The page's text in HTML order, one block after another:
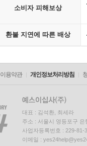
소비자 피해보상
환불 지연에 따른 배상
이용약관 개인정보처리방침
대표 : 김석환, 최세라
주소 : 서울시 영등포구
사업자등록번호 : 229-
이메일 :